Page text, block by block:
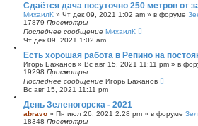
Сдаётся дача посуточно 250 метров от
МихаилК » Чт дек 09, 2021 1:02 am » в форуме
17879 Просмотры
Последнее сообщение МихаилК
Чт дек 09, 2021 1:02 am
Есть хорошая работа в Репино на
Игорь Бажанов » Вс авг 15, 2021 11:11 pm » в
19298 Просмотры
Последнее сообщение Игорь Бажанов
Вс авг 15, 2021 11:11 pm
День Зеленогорска - 2021
abravo » Пн июл 26, 2021 2:28 pm » в форуме
18348 Просмотры